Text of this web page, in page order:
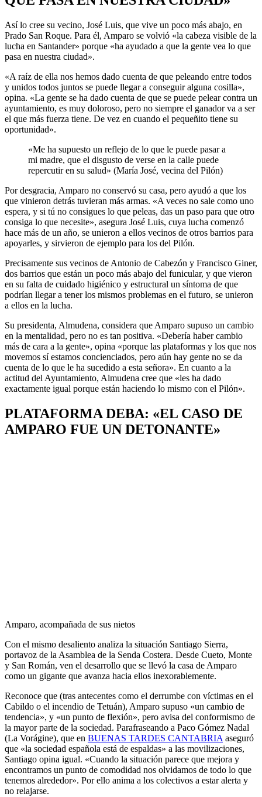
Así lo cree su vecino, José Luis, que vive un poco más abajo, en
Prado San Roque. Para él, Amparo se volvió «la cabeza visible de la
lucha en Santander» porque «ha ayudado a que la gente vea lo que
pasa en nuestra ciudad».
«A raíz de ella nos hemos dado cuenta de que peleando entre todos
y unidos todos juntos se puede llegar a conseguir alguna cosilla»,
opina. «La gente se ha dado cuenta de que se puede pelear contra un
ayuntamiento, es muy doloroso, pero no siempre el ganador va a ser
el que más fuerza tiene. De vez en cuando el pequeñito tiene su
oportunidad».
«Me ha supuesto un reflejo de lo que le puede pasar a
mi madre, que el disgusto de verse en la calle puede
repercutir en su salud» (María José, vecina del Pilón)
Por desgracia, Amparo no conservó su casa, pero ayudó a que los
que vinieron detrás tuvieran más armas. «A veces no sale como uno
espera, y si tú no consigues lo que peleas, das un paso para que otro
consiga lo que necesite», asegura José Luis, cuya lucha comenzó
hace más de un año, se unieron a ellos vecinos de otros barrios para
apoyarles, y sirvieron de ejemplo para los del Pilón.
Precisamente sus vecinos de Antonio de Cabezón y Francisco Giner,
dos barrios que están un poco más abajo del funicular, y que vieron
en su falta de cuidado higiénico y estructural un síntoma de que
podrían llegar a tener los mismos problemas en el futuro, se unieron
a ellos en la lucha.
Su presidenta, Almudena, considera que Amparo supuso un cambio
en la mentalidad, pero no es tan positiva. «Debería haber cambio
más de cara a la gente», opina «porque las plataformas y los que nos
movemos sí estamos concienciados, pero aún hay gente no se da
cuenta de lo que le ha sucedido a esta señora». En cuanto a la
actitud del Ayuntamiento, Almudena cree que «les ha dado
exactamente igual porque están haciendo lo mismo con el Pilón».
PLATAFORMA DEBA: «EL CASO DE
AMPARO FUE UN DETONANTE»
Amparo, acompañada de sus nietos
Con el mismo desaliento analiza la situación Santiago Sierra,
portavoz de la Asamblea de la Senda Costera. Desde Cueto, Monte
y San Román, ven el desarrollo que se llevó la casa de Amparo
como un gigante que avanza hacia ellos inexorablemente.
Reconoce que (tras antecentes como el derrumbe con víctimas en el
Cabildo o el incendio de Tetuán), Amparo supuso «un cambio de
tendencia», y «un punto de flexión», pero avisa del conformismo de
la mayor parte de la sociedad. Parafraseando a Paco Gómez Nadal
(La Vorágine), que en BUENAS TARDES CANTABRIA aseguró
que «la sociedad española está de espaldas» a las movilizaciones,
Santiago opina igual. «Cuando la situación parece que mejora y
encontramos un punto de comodidad nos olvidamos de todo lo que
tenemos alrededor». Por ello anima a los colectivos a estar alerta y
no relajarse.